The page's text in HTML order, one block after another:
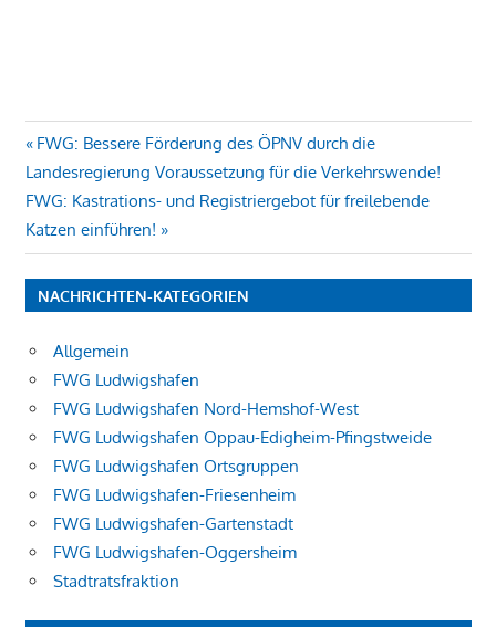
Beitragsnavigation
Vorheriger
Beitrag:
FWG: Bessere Förderung des ÖPNV durch die
Landesregierung Voraussetzung für die Verkehrswende!
Nächster
Beitrag:
FWG: Kastrations- und Registriergebot für freilebende
Katzen einführen!
NACHRICHTEN-KATEGORIEN
Allgemein
FWG Ludwigshafen
FWG Ludwigshafen Nord-Hemshof-West
FWG Ludwigshafen Oppau-Edigheim-Pfingstweide
FWG Ludwigshafen Ortsgruppen
FWG Ludwigshafen-Friesenheim
FWG Ludwigshafen-Gartenstadt
FWG Ludwigshafen-Oggersheim
Stadtratsfraktion